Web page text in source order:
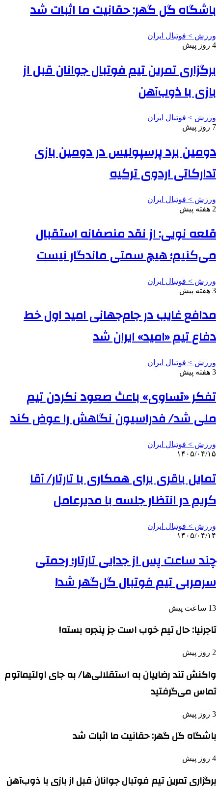
باشگاه گل گهر: حقانیت ما اثبات شد
ورزش > فوتبال ایران
4 روز پیش
برگزاری تمرین تیم فوتبال جوانان قبل از
بازی با ذوب‌آهن
ورزش > فوتبال ایران
7 روز پیش
دومین برد پرسپولیس در دومین بازی
تدارکاتی اردوی ترکیه
ورزش > فوتبال ایران
2 هفته پیش
قلعه نویی: از نقد منصفانه استقبال
می‌کنیم؛ هیچ سمتی ماندگار نیست
ورزش > فوتبال ایران
3 هفته پیش
مدافع غایب در جام‌جهانی امید اول خط
دفاع تیم «امید» ایران شد
ورزش > فوتبال ایران
3 هفته پیش
تفکر «تساوی» باعث صعود نکردن تیم
ملی شد/ فدراسیون نگاهش را عوض کند
ورزش > فوتبال ایران
۱۴۰۵/۰۴/۱۵
تمایل باقری برای همکاری با تارتار/ آقا
کریم در انتظار جلسه با مدیرعامل
ورزش > فوتبال ایران
۱۴۰۵/۰۴/۱۴
چند ساعت پس از جدایی تارتار؛ رحمتی
سرمربی تیم فوتبال گل‌گهر شد!
13 ساعت پیش
تاجرنیا: حال تیم خوب است جز پنجره بسته!
2 روز پیش
واکنش تند رضاییان به استقلالی‌ها/ به جای اولتیماتوم
تماس می‌گرفتید
3 روز پیش
باشگاه گل گهر: حقانیت ما اثبات شد
4 روز پیش
برگزاری تمرین تیم فوتبال جوانان قبل از بازی با ذوب‌آهن